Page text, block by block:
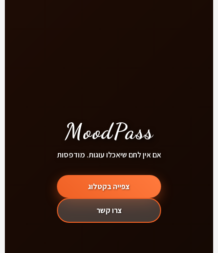
MoodPass
אם אין לחם שיאכלו עוגות. מודפסות
צפייה בקטלוג
צרו קשר